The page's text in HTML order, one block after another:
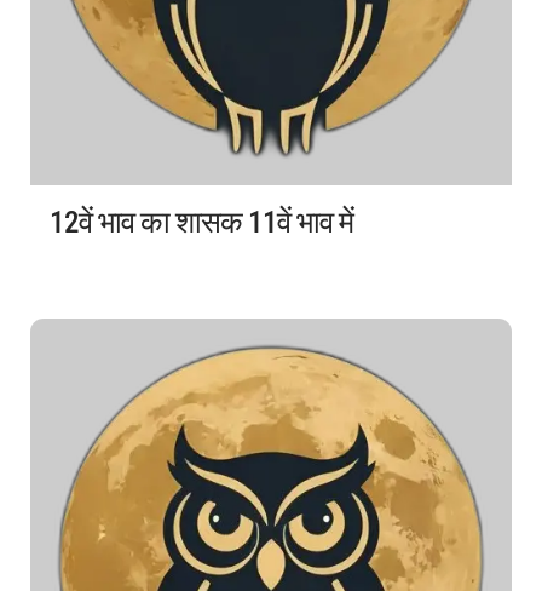
12वें भाव का शासक 11वें भाव में